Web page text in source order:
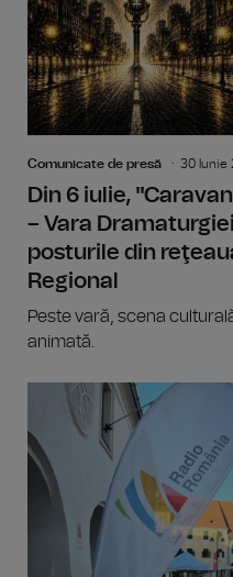
Comunicate de presă 30 Iunie
Din 6 iulie,
– Vara
posturile din
Regional
Peste vară, scena
animată.